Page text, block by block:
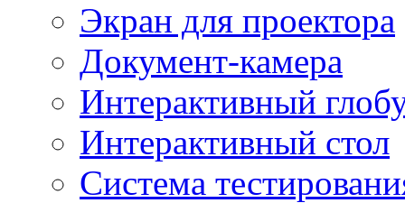
Экран для проектора
Документ-камера
Интерактивный
Интерактивный стол
Система